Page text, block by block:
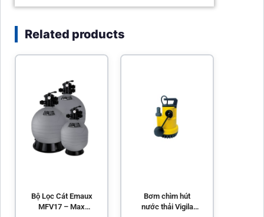
Related products
Bộ Lọc Cát Emaux
MFV17 – Max
Bơm chìm hút
nước thải Vigila